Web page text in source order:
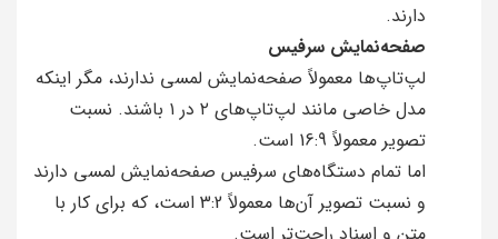
دارند.
صفحه‌نمایش سرفیس
لپ‌تاپ‌ها معمولاً صفحه‌نمایش لمسی ندارند، مگر اینکه
مدل خاصی مانند لپ‌تاپ‌های ۲ در ۱ باشند. نسبت
تصویر معمولاً 16:9 است.
اما تمام دستگاه‌های سرفیس صفحه‌نمایش لمسی دارند
و نسبت تصویر آن‌ها معمولاً 3:2 است، که برای کار با